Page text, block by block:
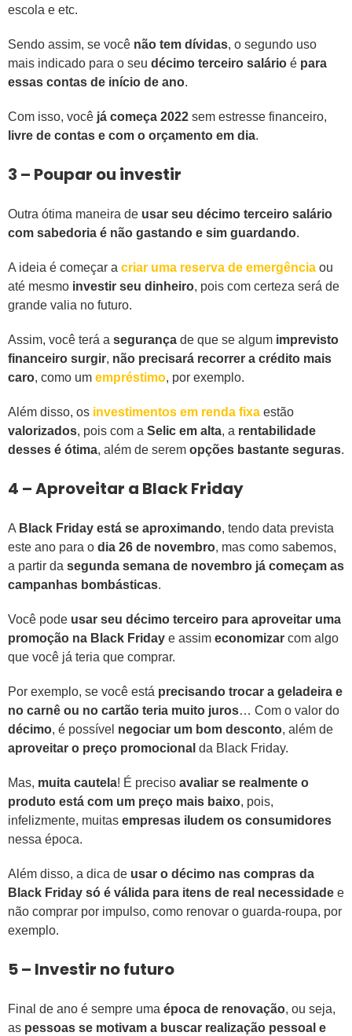
escola e etc.
Sendo assim, se você não tem dívidas, o segundo uso
mais indicado para o seu décimo terceiro salário é para
essas contas de início de ano.
Com isso, você já começa 2022 sem estresse financeiro,
livre de contas e com o orçamento em dia.
3 – Poupar ou investir
Outra ótima maneira de usar seu décimo terceiro salário
com sabedoria é não gastando e sim guardando.
A ideia é começar a criar uma reserva de emergência ou
até mesmo investir seu dinheiro, pois com certeza será de
grande valia no futuro.
Assim, você terá a segurança de que se algum imprevisto
financeiro surgir, não precisará recorrer a crédito mais
caro, como um empréstimo, por exemplo.
Além disso, os investimentos em renda fixa estão
valorizados, pois com a Selic em alta, a rentabilidade
desses é ótima, além de serem opções bastante seguras.
4 – Aproveitar a Black Friday
A Black Friday está se aproximando, tendo data prevista
este ano para o dia 26 de novembro, mas como sabemos,
a partir da segunda semana de novembro já começam as
campanhas bombásticas.
Você pode usar seu décimo terceiro para aproveitar uma
promoção na Black Friday e assim economizar com algo
que você já teria que comprar.
Por exemplo, se você está precisando trocar a geladeira e
no carnê ou no cartão teria muito juros… Com o valor do
décimo, é possível negociar um bom desconto, além de
aproveitar o preço promocional da Black Friday.
Mas, muita cautela! É preciso avaliar se realmente o
produto está com um preço mais baixo, pois,
infelizmente, muitas empresas iludem os consumidores
nessa época.
Além disso, a dica de usar o décimo nas compras da
Black Friday só é válida para itens de real necessidade e
não comprar por impulso, como renovar o guarda-roupa, por
exemplo.
5 – Investir no futuro
Final de ano é sempre uma época de renovação, ou seja,
as pessoas se motivam a buscar realização pessoal e